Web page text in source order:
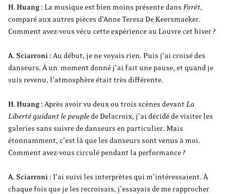
H. Huang : La musique est bien moins présente dans Forêt,
comparé aux autres pièces d’Anne Teresa De Keersmaeker.
Comment avez-vous vécu cette expérience au Louvre cet hiver ?
A. Sciarroni : Au début, je ne voyais rien. Puis j’ai croisé des
danseurs. À un moment donné j’ai fait une pause, et quand je
suis revenu, l’atmosphère était très différente.
H. Huang : Après avoir vu deux ou trois scènes devant La
Liberté guidant le peuplede Delacroix, j’ai décidé de visiter les
galeries sans suivre de danseurs en particulier. Mais
étonnamment, c’est là que les danseurs sont venus à moi.
Comment avez-vous circulé pendant la performance ?
A. Sciarroni : J’ai suivi les interprètes qui m’intéressaient. À
chaque fois que je les recroisais, j’essayais de me rapprocher